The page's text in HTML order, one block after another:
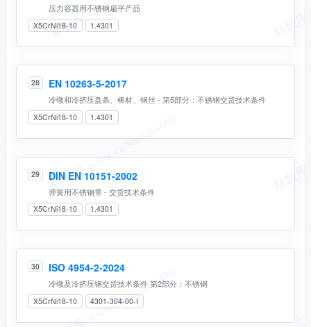
压力容器用不锈钢扁平产品
X5CrNi18-10 1.4301
28 EN 10263-5-2017
冷镦和冷挤压盘条、棒材、钢丝 - 第5部分：不锈钢交货技术条件
X5CrNi18-10 1.4301
29 DIN EN 10151-2002
弹簧用不锈钢带 - 交货技术条件
X5CrNi18-10 1.4301
30 ISO 4954-2-2024
冷镦及冷挤压钢交货技术条件 第2部分：不锈钢
X5CrNi18-10 4301-304-00-I